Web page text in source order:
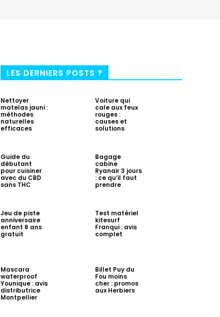
LES DERNIERS POSTS ?
Nettoyer
matelas jauni :
méthodes
naturelles
efficaces
Voiture qui
cale aux feux
rouges :
causes et
solutions
Guide du
débutant
pour cuisiner
avec du CBD
sans THC
Bagage
cabine
Ryanair 3 jours
: ce qu’il faut
prendre
Jeu de piste
anniversaire
enfant 8 ans
gratuit
Test matériel
kitesurf
Franqui : avis
complet
Mascara
waterproof
Younique : avis
distributrice
Montpellier
Billet Puy du
Fou moins
cher : promos
aux Herbiers